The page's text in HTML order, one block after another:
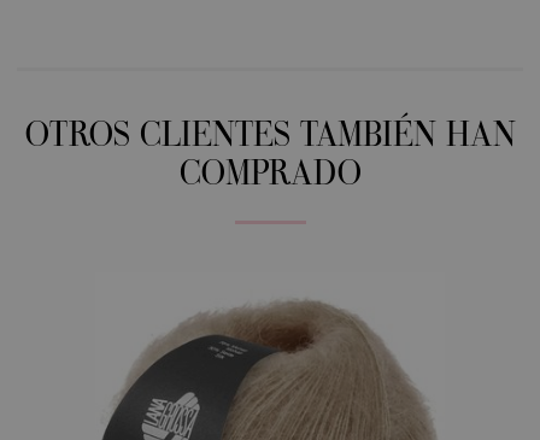
OTROS CLIENTES TAMBIÉN HAN
COMPRADO